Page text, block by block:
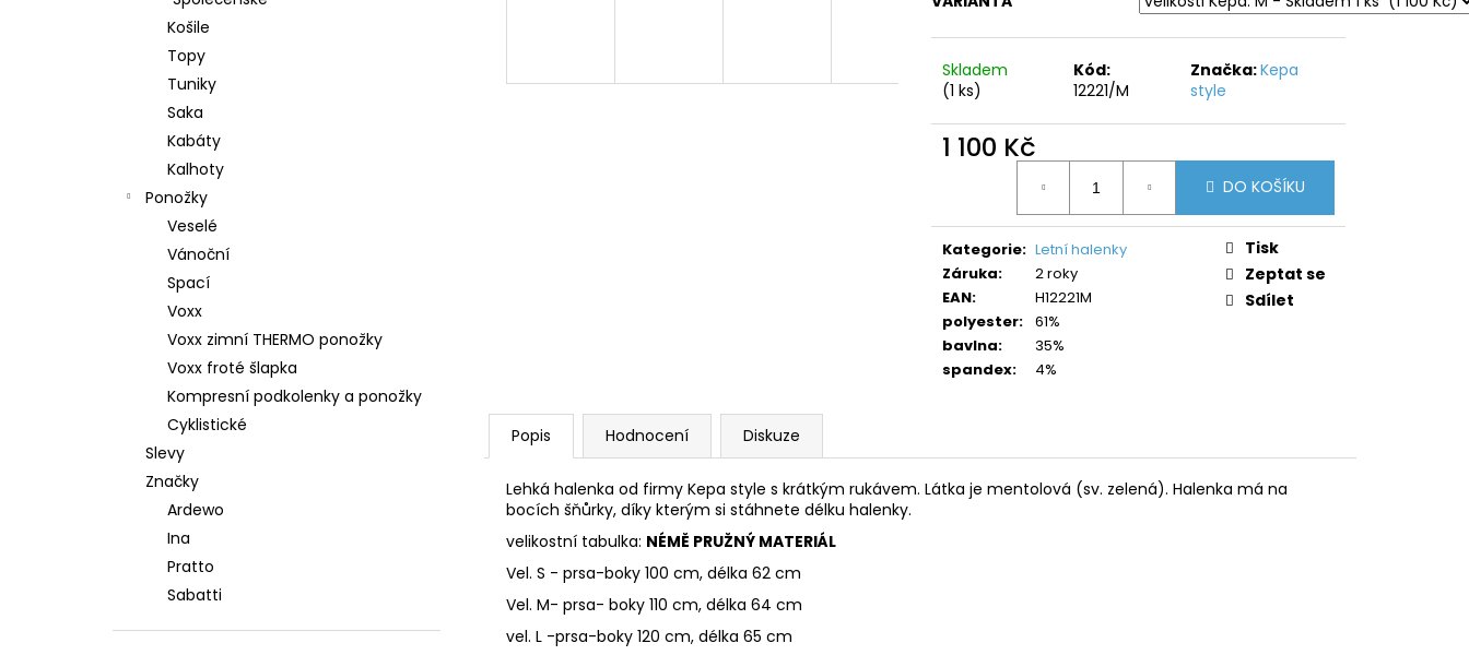
Košile
Topy
Tuniky
Saka
Kabáty
Kalhoty
Ponožky
Veselé
Vánoční
Spací
Voxx
Voxx zimní THERMO ponožky
Voxx froté šlapka
Kompresní podkolenky a ponožky
Cyklistické
Slevy
Značky
Ardewo
Ina
Pratto
Sabatti
Skladem
(1 ks)
Kód:
12221/M
Značka:Kepa
style
1 100 Kč
DO KOŠÍKU
Kategorie: Letní halenky
Záruka:
2 roky
EAN:
H12221M
polyester: 61%
bavlna:
35%
spandex: 4%
Tisk
Zeptat se
Sdílet
Popis Hodnocení Diskuze
Lehká halenka od firmy Kepa style s krátkým rukávem. Látka je mentolová (sv. zelená). Halenka má na
bocích šňůrky, díky kterým si stáhnete délku halenky.
velikostní tabulka: NÉMĚ PRUŽNÝ MATERIÁL
Vel. S - prsa-boky 100 cm, délka 62 cm
Vel. M- prsa- boky 110 cm, délka 64 cm
vel. L -prsa-boky 120 cm, délka 65 cm